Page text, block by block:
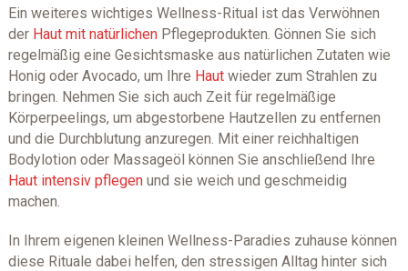
Ein weiteres wichtiges Wellness-Ritual ist das Verwöhnen
der Haut mit natürlichenPflegeprodukten. Gönnen Sie sich
regelmäßig eine Gesichtsmaske aus natürlichen Zutaten wie
Honig oder Avocado, um Ihre Hautwieder zum Strahlen zu
bringen. Nehmen Sie sich auch Zeit für regelmäßige
Körperpeelings, um abgestorbene Hautzellen zu entfernen
und die Durchblutung anzuregen. Mit einer reichhaltigen
Bodylotion oder Massageöl können Sie anschließend Ihre
Haut intensiv pflegenund sie weich und geschmeidig
machen.
In Ihrem eigenen kleinen Wellness-Paradies zuhause können
diese Rituale dabei helfen, den stressigen Alltag hinter sich